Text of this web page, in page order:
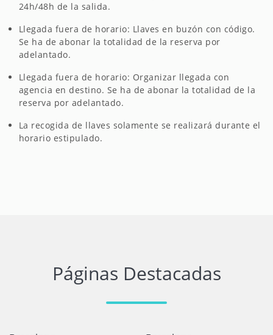
24h/48h de la salida.
Llegada fuera de horario: Llaves en buzón con código.
Se ha de abonar la totalidad de la reserva por
adelantado.
Llegada fuera de horario: Organizar llegada con
agencia en destino. Se ha de abonar la totalidad de la
reserva por adelantado.
La recogida de llaves solamente se realizará durante el
horario estipulado.
Páginas Destacadas